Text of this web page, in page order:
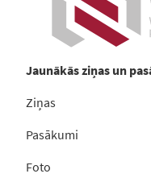
Jaunākās ziņas un
Ziņas
Pasākumi
Foto